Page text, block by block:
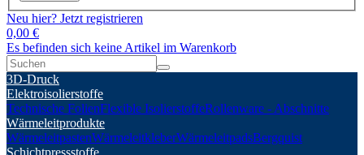
Neu hier? Jetzt registrieren
0,00 €
Es befinden sich keine Artikel im Warenkorb
3D-Druck
Elektroisolierstoffe
Technische FolienFlexible IsolierstoffeRollenware - Abschnitte
Wärmeleitprodukte
WärmeleitpastenWärmeleitkleberWärmeleitpadsBergquist
Schichtpressstoffe